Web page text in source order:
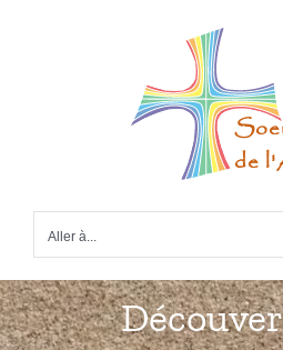
Aller à...